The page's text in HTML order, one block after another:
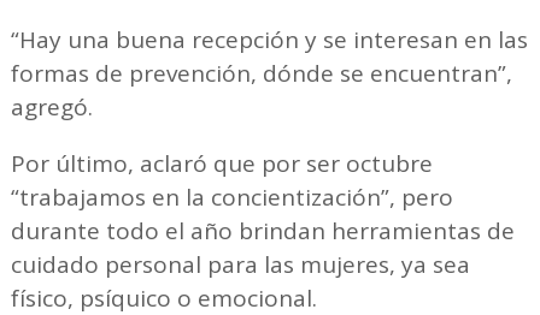
“Hay una buena recepción y se interesan en las
formas de prevención, dónde se encuentran”,
agregó.
Por último, aclaró que por ser octubre
“trabajamos en la concientización”, pero
durante todo el año brindan herramientas de
cuidado personal para las mujeres, ya sea
físico, psíquico o emocional.